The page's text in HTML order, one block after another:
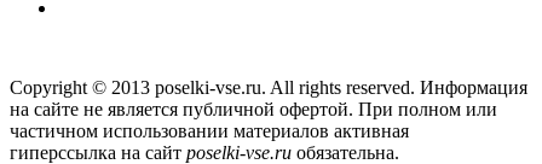
Copyright © 2013 poselki-vse.ru. All rights reserved. Информация
на сайте не является публичной офертой. При полном или
частичном использовании материалов активная
гиперссылка на сайт poselki-vse.ru​ обязательна.